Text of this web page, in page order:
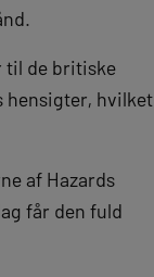
til de britiske
hensigter, hvilket
af Hazards
får den fuld